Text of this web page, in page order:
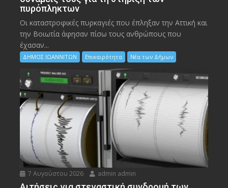
πυρόπληκτων
Οι καταστροφικές πυρκαγιές που έπληξαν την Αττική και
την Bοιωτία άφησαν πίσω τους ανθρώπους που
έχασαν...
ΔΗΜΟΣ ΙΩΑΝΝΙΤΩΝ Επικαιρότητα Νέα των Δήμων
7 Αυγούστου 2026 admin admin